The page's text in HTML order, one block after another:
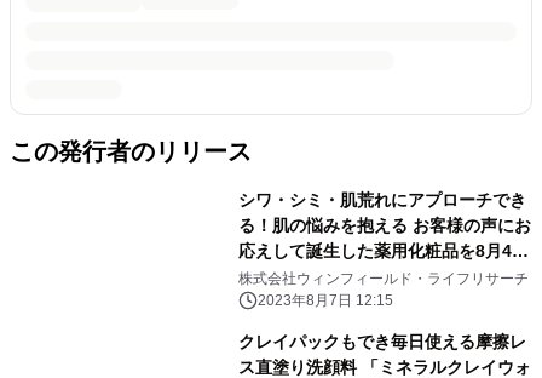
この発行者のリリース
シワ・シミ・肌荒れにアプローチでき
る！肌の悩みを抱える お客様の声にお
応えして誕生した薬用化粧品を8月4日
発売
株式会社ウィンフィールド・ライフリサーチ
2023年8月7日 12:15
クレイパックもでき毎日使える摩擦レ
ス直塗り洗顔料 「ミネラルクレイウォ